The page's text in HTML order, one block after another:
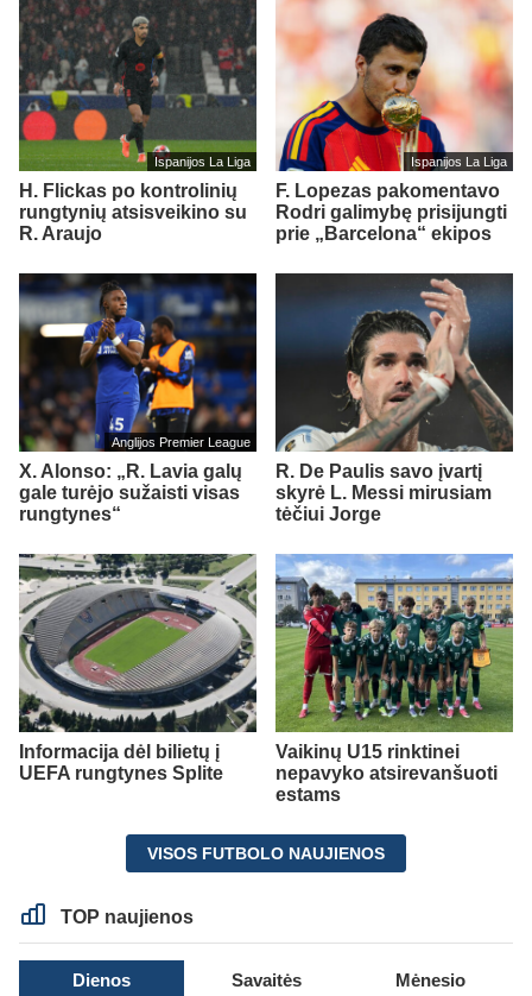
Ispanijos La Liga
H. Flickas po kontrolinių
rungtynių atsisveikino su
R. Araujo
Ispanijos La Liga
F. Lopezas pakomentavo
Rodri galimybę prisijungti
prie „Barcelona“ ekipos
Anglijos Premier League
X. Alonso: „R. Lavia galų
gale turėjo sužaisti visas
rungtynes“
R. De Paulis savo įvartį
skyrė L. Messi mirusiam
tėčiui Jorge
Informacija dėl bilietų į
UEFA rungtynes Splite
Vaikinų U15 rinktinei
nepavyko atsirevanšuoti
estams
VISOS FUTBOLO NAUJIENOS
TOP naujienos
Dienos Savaitės Mėnesio